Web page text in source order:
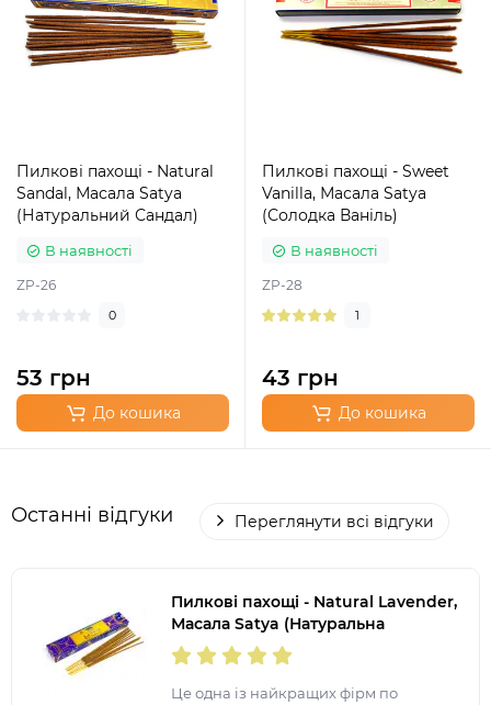
Пилкові пахощі - Natural
Sandal, Масала Satya
(Натуральний Сандал)
В наявності
ZP-26
0
53 грн
До кошика
Пилкові пахощі - Sweet
Vanilla, Масала Satya
(Солодка Ваніль)
В наявності
ZP-28
1
43 грн
До кошика
Останні відгуки Переглянути всі відгуки
Пилкові пахощі - Natural Lavender,
Масала Satya (Натуральна
Лаванда)
Це одна із найкращих фірм по